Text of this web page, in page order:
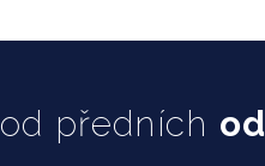
od předních